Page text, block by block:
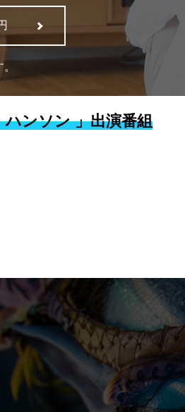
ンソン 」出演番組